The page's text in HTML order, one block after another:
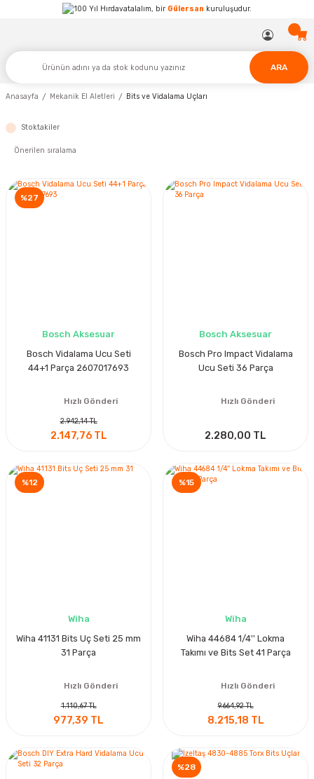
Hırdavatalalım, bir Gülersan kuruluşudur.
ARA
Anasayfa Mekanik El Aletleri Bits ve Vidalama Uçları
Stoktakiler
%27
Bosch Aksesuar
Bosch Vidalama Ucu Seti
44+1 Parça 2607017693
Hızlı Gönderi
2.942,14 TL
2.147,76 TL
Bosch Aksesuar
Bosch Pro Impact Vidalama
Ucu Seti 36 Parça
Hızlı Gönderi
2.280,00 TL
%12
Wiha
Wiha 41131 Bits Uç Seti 25 mm
31 Parça
Hızlı Gönderi
1.110,67 TL
977,39 TL
%15
Wiha
Wiha 44684 1/4'' Lokma
Takımı ve Bits Set 41 Parça
Hızlı Gönderi
9.664,92 TL
8.215,18 TL
%28